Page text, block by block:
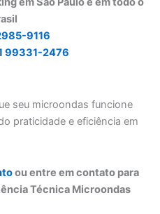
9116
99331-2476
seu microondas funcione
praticidade e eficiência em
ou entre em contato para
Técnica Microondas